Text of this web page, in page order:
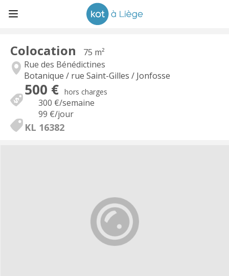
Colocation
75 m²
Rue des Bénédictines
Botanique / rue Saint-Gilles / Jonfosse
500 € hors charges
300 €/semaine
99 €/jour
KL 16382